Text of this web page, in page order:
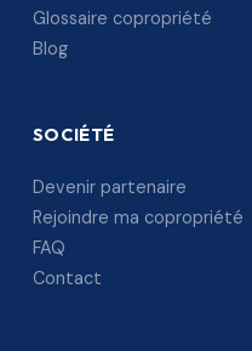
Glossaire copropriété
Blog
SOCIÉTÉ
Devenir partenaire
Rejoindre ma copropriété
FAQ
Contact